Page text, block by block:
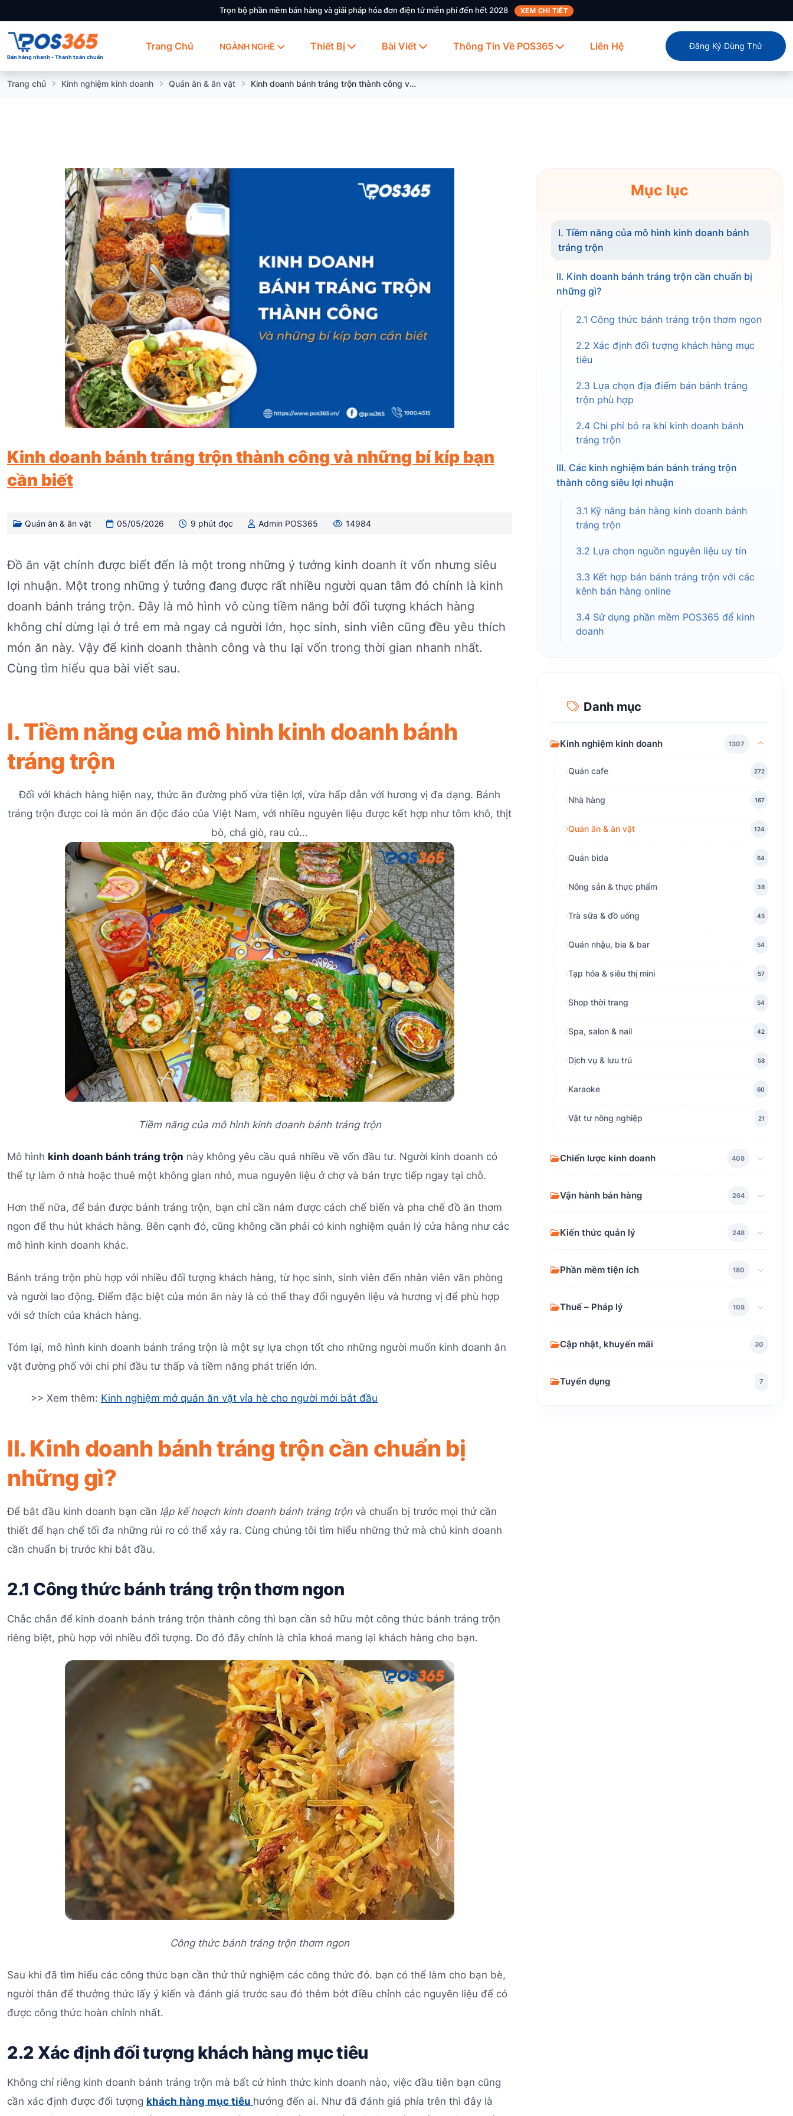
Trọn bộ phần mềm bán hàng và giải pháp hóa đơn điện tử miễn phí đến hết 2028 XEM CHI TIẾT
Bán hàng nhanh - Thanh toán chuẩn
Trang Chủ NGÀNH NGHỀ Thiết Bị Bài Viết Thông Tin Về POS365 Liên Hệ Đăng Ký Dùng Thử
Trang chủ Kinh nghiệm kinh doanh Quán ăn & ăn vặt Kinh doanh bánh tráng trộn thành công và những bí kíp bạn cần biết
Kinh doanh bánh tráng trộn thành công và những bí kíp bạn
cần biết
Quán ăn & ăn vặt 05/05/2026 9 phút đọc Admin POS365 14984
Đồ ăn vặt chính được biết đến là một trong những ý tưởng kinh doanh ít vốn nhưng siêu
lợi nhuận. Một trong những ý tưởng đang được rất nhiều người quan tâm đó chính là kinh
doanh bánh tráng trộn. Đây là mô hình vô cùng tiềm năng bởi đối tượng khách hàng
không chỉ dừng lại ở trẻ em mà ngay cả người lớn, học sinh, sinh viên cũng đều yêu thích
món ăn này. Vậy để kinh doanh thành công và thu lại vốn trong thời gian nhanh nhất.
Cùng tìm hiểu qua bài viết sau.
I. Tiềm năng của mô hình kinh doanh bánh
tráng trộn
Đối với khách hàng hiện nay, thức ăn đường phố vừa tiện lợi, vừa hấp dẫn với hương vị đa dạng. Bánh
tráng trộn được coi là món ăn độc đáo của Việt Nam, với nhiều nguyên liệu được kết hợp như tôm khô, thịt
bò, chả giò, rau củ...
Tiềm năng của mô hình kinh doanh bánh tráng trộn
Mô hình kinh doanh bánh tráng trộn này không yêu cầu quá nhiều về vốn đầu tư. Người kinh doanh có
thể tự làm ở nhà hoặc thuê một không gian nhỏ, mua nguyên liệu ở chợ và bán trực tiếp ngay tại chỗ.
Hơn thế nữa, để bán được bánh tráng trộn, bạn chỉ cần nắm được cách chế biến và pha chế đồ ăn thơm
ngon để thu hút khách hàng. Bên cạnh đó, cũng không cần phải có kinh nghiệm quản lý cửa hàng như các
mô hình kinh doanh khác.
Bánh tráng trộn phù hợp với nhiều đối tượng khách hàng, từ học sinh, sinh viên đến nhân viên văn phòng
và người lao động. Điểm đặc biệt của món ăn này là có thể thay đổi nguyên liệu và hương vị để phù hợp
với sở thích của khách hàng.
Tóm lại, mô hình kinh doanh bánh tráng trộn là một sự lựa chọn tốt cho những người muốn kinh doanh ăn
vặt đường phố với chi phí đầu tư thấp và tiềm năng phát triển lớn.
>> Xem thêm: Kinh nghiệm mở quán ăn vặt vỉa hè cho người mới bắt đầu
II. Kinh doanh bánh tráng trộn cần chuẩn bị
những gì?
Để bắt đầu kinh doanh bạn cần lập kế hoạch kinh doanh bánh tráng trộnvà chuẩn bị trước mọi thứ cần
thiết để hạn chế tối đa những rủi ro có thể xảy ra. Cùng chúng tôi tìm hiểu những thứ mà chủ kinh doanh
cần chuẩn bị trước khi bắt đầu.
2.1 Công thức bánh tráng trộn thơm ngon
Chắc chắn để kinh doanh bánh tráng trộn thành công thì bạn cần sở hữu một công thức bánh tráng trộn
riêng biệt, phù hợp với nhiều đối tượng. Do đó đây chính là chìa khoá mang lại khách hàng cho bạn.
Công thức bánh tráng trộn thơm ngon
Sau khi đã tìm hiểu các công thức bạn cần thử thử nghiệm các công thức đó. bạn có thể làm cho bạn bè,
người thân để thưởng thức lấy ý kiến và đánh giá trước sau đó thêm bớt điều chỉnh các nguyên liệu để có
được công thức hoàn chỉnh nhất.
2.2 Xác định đối tượng khách hàng mục tiêu
Không chỉ riêng kinh doanh bánh tráng trộn mà bất cứ hình thức kinh doanh nào, việc đầu tiên bạn cũng
cần xác định được đối tượng khách hàng mục tiêu hướng đến ai. Như đã đánh giá phía trên thì đây là
Mục lục
I. Tiềm năng của mô hình kinh doanh bánh
tráng trộn
II. Kinh doanh bánh tráng trộn cần chuẩn bị
những gì?
2.1 Công thức bánh tráng trộn thơm ngon
2.2 Xác định đối tượng khách hàng mục
tiêu
2.3 Lựa chọn địa điểm bán bánh tráng
trộn phù hợp
2.4 Chi phí bỏ ra khi kinh doanh bánh
tráng trộn
III. Các kinh nghiệm bán bánh tráng trộn
thành công siêu lợi nhuận
3.1 Kỹ năng bán hàng kinh doanh bánh
tráng trộn
3.2 Lựa chọn nguồn nguyên liệu uy tín
3.3 Kết hợp bán bánh tráng trộn với các
kênh bán hàng online
3.4 Sử dụng phần mềm POS365 để kinh
doanh
Danh mục
Kinh nghiệm kinh doanh 1307
Quán cafe 272
Nhà hàng 167
Quán ăn & ăn vặt 124
Quán bida 64
Nông sản & thực phẩm 38
Trà sữa & đồ uống 45
Quán nhậu, bia & bar 54
Tạp hóa & siêu thị mini 57
Shop thời trang 54
Spa, salon & nail 42
Dịch vụ & lưu trú 58
Karaoke 60
Vật tư nông nghiệp 21
Chiến lược kinh doanh 408
Vận hành bán hàng 264
Kiến thức quản lý 248
Phần mềm tiện ích 180
Thuế – Pháp lý 108
Cập nhật, khuyến mãi 30
Tuyển dụng 7